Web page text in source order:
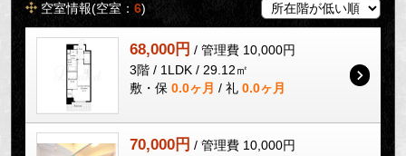
空室情報(空室：6)
68,000円 / 管理費 10,000円
3階 / 1LDK / 29.12㎡
敷・保 0.0ヶ月 / 礼 0.0ヶ月
70,000円 / 管理費 10,000円